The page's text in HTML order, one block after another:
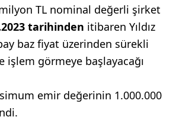
milyon TL nominal değerli şirket
tarihinden itibaren Yıldız
baz fiyat üzerinden sürekli
işlem görmeye başlayacağı
emir değerinin 1.000.000